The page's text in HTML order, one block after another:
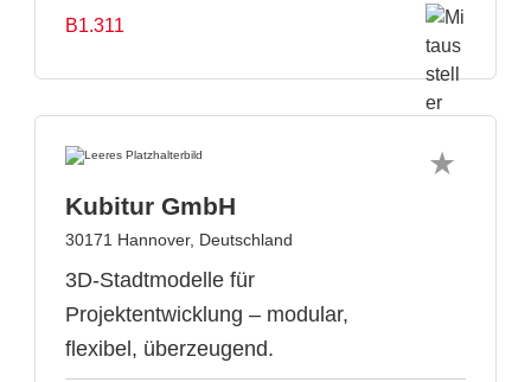
B1.311
Kubitur GmbH
30171 Hannover, Deutschland
3D-Stadtmodelle für
Projektentwicklung – modular,
flexibel, überzeugend.